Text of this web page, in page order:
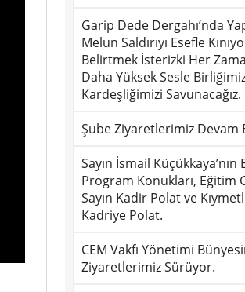
Garip Dede Dergahı’nda
Melun Saldırıyı Esefle
Belirtmek İsterizki Her
Daha Yüksek Sesle
Kardeşliğimizi Savunacağız.
Şube Ziyaretlerimiz Devam
Sayın İsmail Küçükkaya’nın
Program Konukları, Eğitim
Sayın Kadir Polat ve
Kadriye Polat.
CEM Vakfı Yönetimi
Ziyaretlerimiz Sürüyor.